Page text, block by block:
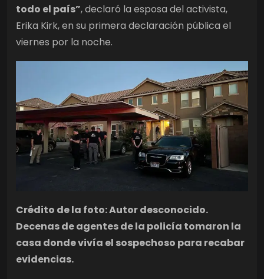
todo el país”, declaró la esposa del activista,
Erika Kirk, en su primera declaración pública el
viernes por la noche.
Crédito de la foto: Autor desconocido.
Decenas de agentes de la policía tomaron la
casa donde vivía el sospechoso para recabar
evidencias.